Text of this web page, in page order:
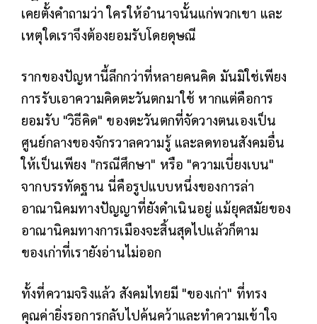
เคยตั้งคำถามว่า ใครให้อำนาจนั้นแก่พวกเขา และ
เหตุใดเราจึงต้องยอมรับโดยดุษณี
รากของปัญหานี้ลึกกว่าที่หลายคนคิด มันมิใช่เพียง
การรับเอาความคิดตะวันตกมาใช้ หากแต่คือการ
ยอมรับ "วิธีคิด" ของตะวันตกที่จัดวางตนเองเป็น
ศูนย์กลางของจักรวาลความรู้ และลดทอนสังคมอื่น
ให้เป็นเพียง "กรณีศึกษา" หรือ "ความเบี่ยงเบน"
จากบรรทัดฐาน นี่คือรูปแบบหนึ่งของการล่า
อาณานิคมทางปัญญาที่ยังดำเนินอยู่ แม้ยุคสมัยของ
อาณานิคมทางการเมืองจะสิ้นสุดไปแล้วก็ตาม
ของเก่าที่เรายังอ่านไม่ออก
ทั้งที่ความจริงแล้ว สังคมไทยมี "ของเก่า" ที่ทรง
คุณค่ายิ่งรอการกลับไปค้นคว้าและทำความเข้าใจ